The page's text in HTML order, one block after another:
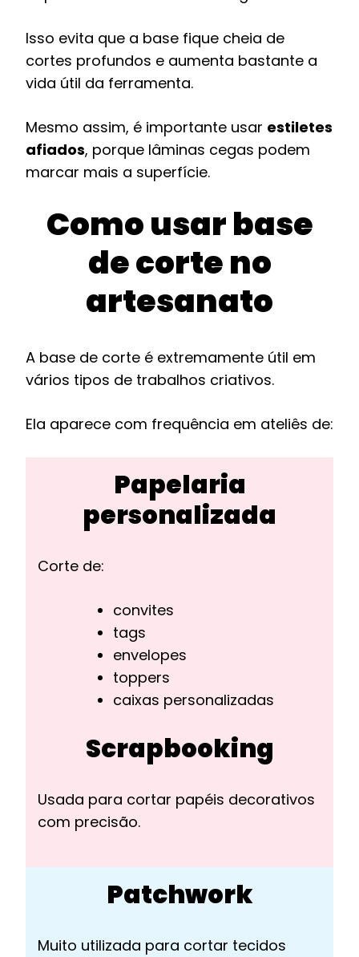
Isso evita que a base fique cheia de
cortes profundos e aumenta bastante a
vida útil da ferramenta.
Mesmo assim, é importante usar estiletes
afiados, porque lâminas cegas podem
marcar mais a superfície.
Como usar base
de corte no
artesanato
A base de corte é extremamente útil em
vários tipos de trabalhos criativos.
Ela aparece com frequência em ateliês de:
Papelaria
personalizada
Corte de:
convites
tags
envelopes
toppers
caixas personalizadas
Scrapbooking
Usada para cortar papéis decorativos
com precisão.
Patchwork
Muito utilizada para cortar tecidos